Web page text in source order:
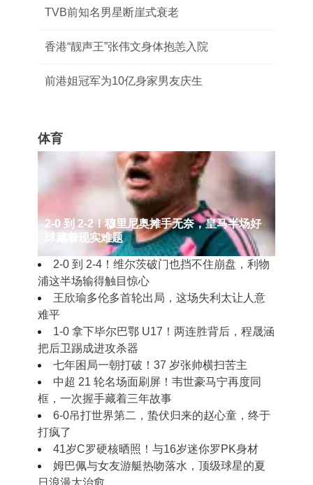
TVB前知名男星断崖式衰老
香港“靓声王”张伟文身体抱恙入院
前港姐冠军为10亿身家男友庆生
体育
2‑0 到 2‑2！穆里尼奥摊手无奈，皇马半场好
球藏着现实难题
2‑0 到 2‑4！维尔茨破门也挡不住崩盘，利物
浦这半场输得触目惊心
王欣瑜多伦多首轮出局，这场失利太让人意
难平
1‑0 拿下毕尔巴鄂 U17！两连胜背后，程晟涵
把后卫踢成进攻杀器
七年困局一朝打破！37 岁张帅横扫苦主
中超 21 轮名场面刷屏！韦世豪马宁再度同
框，一次握手藏着三年故事
6-0吊打世界第二，蛰伏归来的赵心童，终于
打疯了
41岁C罗硬核晒照！与16岁迷你罗PK身材
姆巴佩与女友游艇热吻落水，顶级球星的夏
日浪漫太治愈